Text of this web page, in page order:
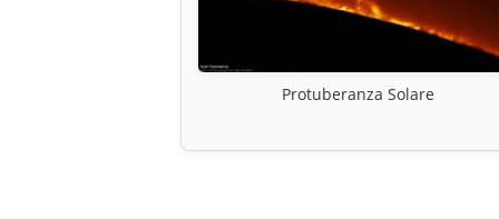
Protuberanza Solare